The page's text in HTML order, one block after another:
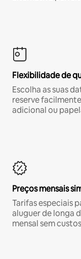
Flexibilidade de
Escolha as suas
reserve
adicional ou
Preços mensais
Tarifas especiais
aluguer de longa
mensal sem